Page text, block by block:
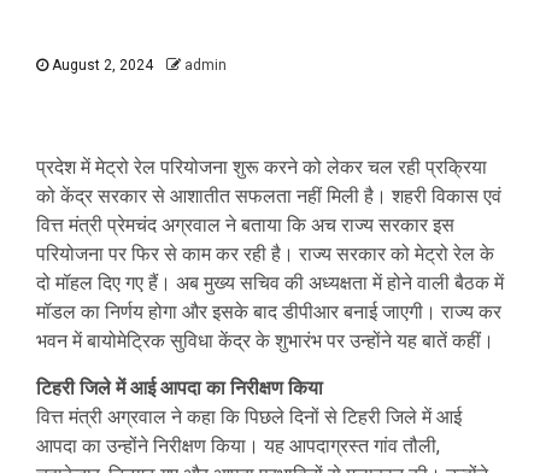
August 2, 2024 admin
प्रदेश में मेट्रो रेल परियोजना शुरू करने को लेकर चल रही प्रक्रिया
को केंद्र सरकार से आशातीत सफलता नहीं मिली है। शहरी विकास एवं
वित्त मंत्री प्रेमचंद अग्रवाल ने बताया कि अच राज्य सरकार इस
परियोजना पर फिर से काम कर रही है। राज्य सरकार को मेट्रो रेल के
दो मॉहल दिए गए हैं। अब मुख्य सचिव की अध्यक्षता में होने वाली बैठक में
मॉडल का निर्णय होगा और इसके बाद डीपीआर बनाई जाएगी। राज्य कर
भवन में बायोमेट्रिक सुविधा केंद्र के शुभारंभ पर उन्होंने यह बातें कहीं।
टिहरी जिले में आई आपदा का निरीक्षण किया
वित्त मंत्री अग्रवाल ने कहा कि पिछले दिनों से टिहरी जिले में आई
आपदा का उन्होंने निरीक्षण किया। यह आपदाग्रस्त गांव तौली,